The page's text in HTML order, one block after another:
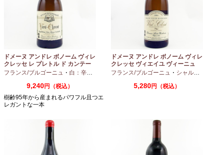
ドメーヌ アンドレ ボノーム ヴィレ
クレッセ レ プレトル ド カンテー
ヌ 2023 750ml
フランス/ブルゴーニュ ・ 白：辛口 シャルドネ
9,240円（税込）
樹齢95年から産まれるパワフル且つエ
レガントな一本
ドメーヌ アンドレ ボノーム ヴィレ
クレッセ ヴィエイユ ヴィーニュ
2024 750ml
フランス/ブルゴーニュ ・ シャルドネ
5,280円（税込）